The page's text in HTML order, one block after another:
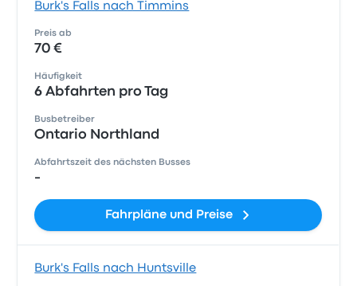
Burk's Falls nach Timmins
Preis ab
70 €
Häufigkeit
6 Abfahrten pro Tag
Busbetreiber
Ontario Northland
Abfahrtszeit des nächsten Busses
-
Fahrpläne und Preise
Burk's Falls nach Huntsville